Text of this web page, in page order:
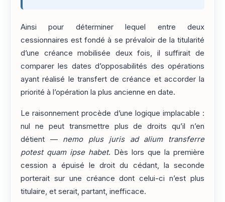
Ainsi pour déterminer lequel entre deux
cessionnaires est fondé à se prévaloir de la titularité
d’une créance mobilisée deux fois, il suffirait de
comparer les dates d’opposabilités des opérations
ayant réalisé le transfert de créance et accorder la
priorité à l’opération la plus ancienne en date.
Le raisonnement procède d’une logique implacable :
nul ne peut transmettre plus de droits qu’il n’en
détient — nemo plus juris ad alium transferre
potest quam ipse habet. Dès lors que la première
cession a épuisé le droit du cédant, la seconde
porterait sur une créance dont celui-ci n’est plus
titulaire, et serait, partant, inefficace.